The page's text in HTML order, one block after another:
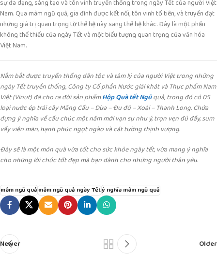
sự đa dạng, sáng tạo và tôn vinh truyền thống trong ngày Tết của người Việt
Nam. Qua mâm ngũ quả, gia đình được kết nối, tôn vinh tổ tiên, và truyền đạt
những giá trị quan trọng từ thế hệ này sang thế hệ khác. Đây là một phần
không thể thiếu của ngày Tết và một biểu tượng quan trọng của văn hóa
Việt Nam.
Nắm bắt được truyền thống dân tộc và tâm lý của người Việt trong những
ngày Tết truyền thống, Công ty Cổ phần Nước giải khát và Thực phẩm Nam
Việt (Vinut) đã cho ra đời sản phẩmHộp Quà tết Ngũquả, trong đó có 05
loại nước ép trái cây Mãng Cầu – Dừa – Đu đủ – Xoài – Thanh Long. Chứa
đựng ý nghĩa về cầu chúc một năm mới vạn sự như ý, trọn vẹn đủ đầy, sum
vầy viên mãn, hạnh phúc ngọt ngào và cát tường thịnh vượng.
Đây sẽ là một món quà vừa tốt cho sức khỏe ngày tết, vừa mang ý nghĩa
cho những lời chúc tốt đẹp mà bạn dành cho những người thân yêu.
mâm ngũ quảmâm ngũ quả ngày Tếtý nghĩa mâm ngũ quả
Newer Older